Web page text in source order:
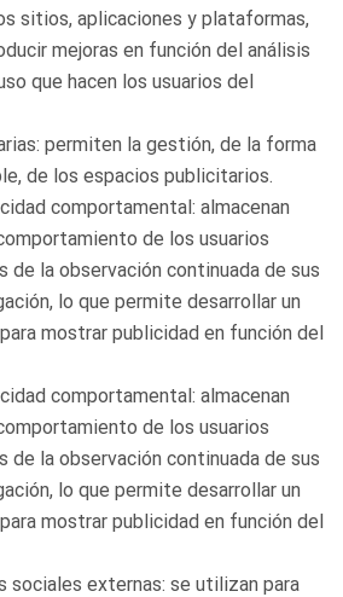
sitios, aplicaciones y plataformas,
mejoras en función del análisis
que hacen los usuarios del
permiten la gestión, de la forma
de los espacios publicitarios.
comportamental: almacenan
de los usuarios
de la observación continuada de sus
lo que permite desarrollar un
mostrar publicidad en función del
comportamental: almacenan
de los usuarios
de la observación continuada de sus
lo que permite desarrollar un
mostrar publicidad en función del
sociales externas: se utilizan para